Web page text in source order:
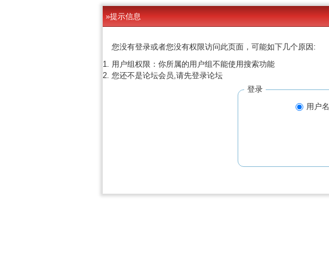
»提示信息
您没有登录或者您没有权限访问此页面，可能如下几个原因:
用户组权限：你所属的用户组不能使用搜索功能
您还不是论坛会员,请先登录论坛
登录
用户名